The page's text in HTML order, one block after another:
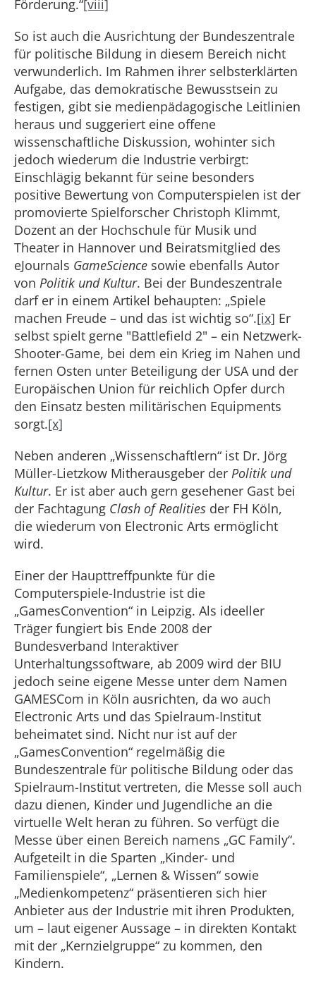
Förderung.“[viii]
So ist auch die Ausrichtung der Bundeszentrale
für politische Bildung in diesem Bereich nicht
verwunderlich. Im Rahmen ihrer selbsterklärten
Aufgabe, das demokratische Bewusstsein zu
festigen, gibt sie medienpädagogische Leitlinien
heraus und suggeriert eine offene
wissenschaftliche Diskussion, wohinter sich
jedoch wiederum die Industrie verbirgt:
Einschlägig bekannt für seine besonders
positive Bewertung von Computerspielen ist der
promovierte Spielforscher Christoph Klimmt,
Dozent an der Hochschule für Musik und
Theater in Hannover und Beiratsmitglied des
eJournals GameScience sowie ebenfalls Autor
von Politik und Kultur. Bei der Bundeszentrale
darf er in einem Artikel behaupten: „Spiele
machen Freude – und das ist wichtig so“.[ix] Er
selbst spielt gerne "Battlefield 2" – ein Netzwerk-
Shooter-Game, bei dem ein Krieg im Nahen und
fernen Osten unter Beteiligung der USA und der
Europäischen Union für reichlich Opfer durch
den Einsatz besten militärischen Equipments
sorgt.[x]
Neben anderen „Wissenschaftlern“ ist Dr. Jörg
Müller-Lietzkow Mitherausgeber der Politik und
Kultur. Er ist aber auch gern gesehener Gast bei
der Fachtagung Clash of Realities der FH Köln,
die wiederum von Electronic Arts ermöglicht
wird.
Einer der Haupttreffpunkte für die
Computerspiele-Industrie ist die
„GamesConvention“ in Leipzig. Als ideeller
Träger fungiert bis Ende 2008 der
Bundesverband Interaktiver
Unterhaltungssoftware, ab 2009 wird der BIU
jedoch seine eigene Messe unter dem Namen
GAMESCom in Köln ausrichten, da wo auch
Electronic Arts und das Spielraum-Institut
beheimatet sind. Nicht nur ist auf der
„GamesConvention“ regelmäßig die
Bundeszentrale für politische Bildung oder das
Spielraum-Institut vertreten, die Messe soll auch
dazu dienen, Kinder und Jugendliche an die
virtuelle Welt heran zu führen. So verfügt die
Messe über einen Bereich namens „GC Family“.
Aufgeteilt in die Sparten „Kinder- und
Familienspiele“, „Lernen & Wissen“ sowie
„Medienkompetenz“ präsentieren sich hier
Anbieter aus der Industrie mit ihren Produkten,
um – laut eigener Aussage – in direkten Kontakt
mit der „Kernzielgruppe“ zu kommen, den
Kindern.